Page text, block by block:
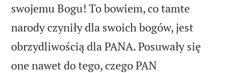
swojemu Bogu! To bowiem, co tamte
narody czyniły dla swoich bogów, jest
obrzydliwością dla PANA. Posuwały się
one nawet do tego, czego PAN